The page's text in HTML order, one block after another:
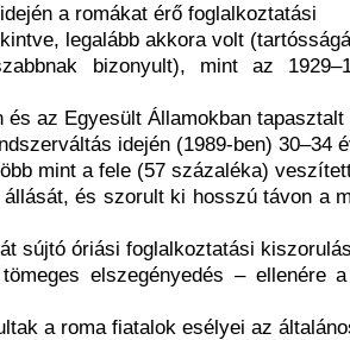
a romákat érő foglalkoztatási
legalább akkora volt
bizonyult), mint az
és az Egyesült Államokban
idején (1989-ben) 30–34
mint a fele (57 százaléka)
és szorult ki hosszú távon a
sújtó óriási foglalkoztatási
elszegényedés – ellenére
a roma fiatalok esélyei az